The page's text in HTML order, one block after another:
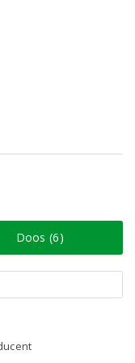
Doos (6)